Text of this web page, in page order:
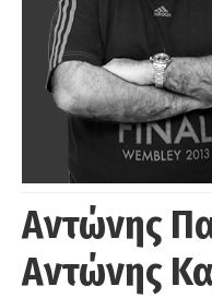
Αντώνης
Αντώνης